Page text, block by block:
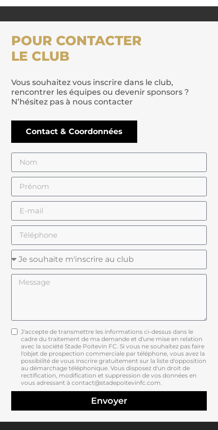
POUR CONTACTER
LE CLUB
Vous souhaitez vous inscrire dans le club,
rencontrer les équipes ou devenir sponsors ?
N’hésitez pas à nous contacter
Contact & Coordonnées
J'accepte de transmettre les informations ci-dessus dans le
cadre du traitement de ma demande et d'une mise en relation
avec la société Stade Poitevin FC. Si vous ne souhaitez pas faire
l'objet de prospection commerciale par téléphone, vous avez la
possibilité de vous inscrire gratuitement sur la liste d'opposition
au démarchage téléphonique. Vous disposez d'un droit de
rectification, modification et suppression de vos données en
vous adressant à contact@stadepoitevinfc.com.
Envoyer